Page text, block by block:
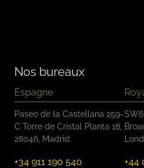
Nos bureaux
Espagne
Paseo de la Castellana 259-
C Torre de Cristal Planta 18,
28046, Madrid.
+34 911 190 540 +44